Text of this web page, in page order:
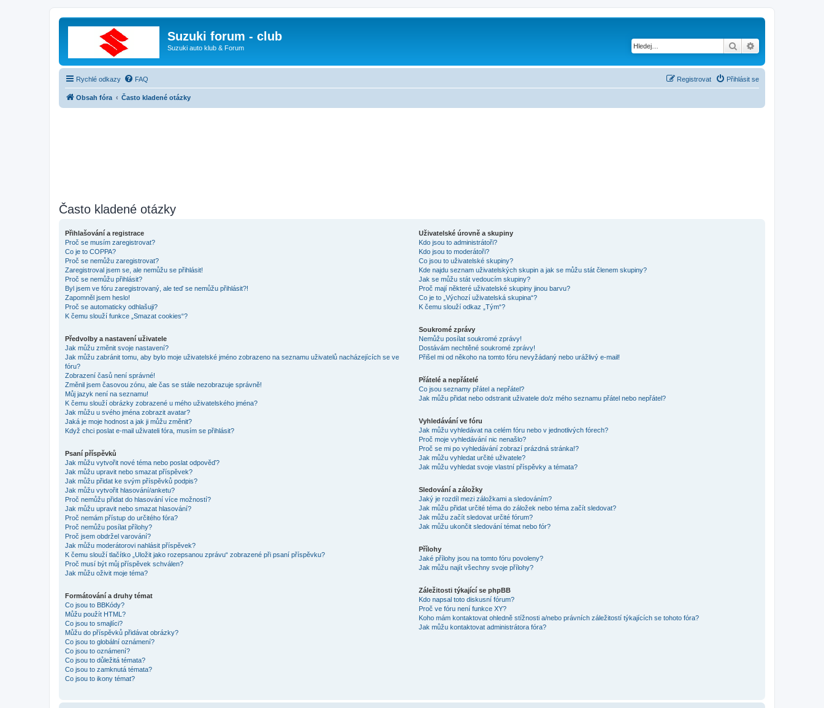
Suzuki forum - club
Suzuki auto klub & Forum Hledat
Rychlé odkazy FAQ Přihlásit se
Registrovat
Obsah fóra Často kladené otázky
Často kladené otázky
Přihlašování a registrace
Proč se musím zaregistrovat?
Co je to COPPA?
Proč se nemůžu zaregistrovat?
Zaregistroval jsem se, ale nemůžu se přihlásit!
Proč se nemůžu přihlásit?
Byl jsem ve fóru zaregistrovaný, ale teď se nemůžu přihlásit?!
Zapomněl jsem heslo!
Proč se automaticky odhlašuji?
K čemu slouží funkce „Smazat cookies“?
Předvolby a nastavení uživatele
Jak můžu změnit svoje nastavení?
Jak můžu zabránit tomu, aby bylo moje uživatelské jméno zobrazeno na seznamu uživatelů nacházejících se ve
fóru?
Zobrazení časů není správné!
Změnil jsem časovou zónu, ale čas se stále nezobrazuje správně!
Můj jazyk není na seznamu!
K čemu slouží obrázky zobrazené u mého uživatelského jména?
Jak můžu u svého jména zobrazit avatar?
Jaká je moje hodnost a jak ji můžu změnit?
Když chci poslat e-mail uživateli fóra, musím se přihlásit?
Psaní příspěvků
Jak můžu vytvořit nové téma nebo poslat odpověď?
Jak můžu upravit nebo smazat příspěvek?
Jak můžu přidat ke svým příspěvků podpis?
Jak můžu vytvořit hlasování/anketu?
Proč nemůžu přidat do hlasování více možností?
Jak můžu upravit nebo smazat hlasování?
Proč nemám přístup do určitého fóra?
Proč nemůžu posílat přílohy?
Proč jsem obdržel varování?
Jak můžu moderátorovi nahlásit příspěvek?
K čemu slouží tlačítko „Uložit jako rozepsanou zprávu“ zobrazené při psaní příspěvku?
Proč musí být můj příspěvek schválen?
Jak můžu oživit moje téma?
Formátování a druhy témat
Co jsou to BBKódy?
Můžu použít HTML?
Co jsou to smajlíci?
Můžu do příspěvků přidávat obrázky?
Co jsou to globální oznámení?
Co jsou to oznámení?
Co jsou to důležitá témata?
Co jsou to zamknutá témata?
Co jsou to ikony témat?
Uživatelské úrovně a skupiny
Kdo jsou to administrátoři?
Kdo jsou to moderátoři?
Co jsou to uživatelské skupiny?
Kde najdu seznam uživatelských skupin a jak se můžu stát členem skupiny?
Jak se můžu stát vedoucím skupiny?
Proč mají některé uživatelské skupiny jinou barvu?
Co je to „Výchozí uživatelská skupina“?
K čemu slouží odkaz „Tým“?
Soukromé zprávy
Nemůžu posílat soukromé zprávy!
Dostávám nechtěné soukromé zprávy!
Přišel mi od někoho na tomto fóru nevyžádaný nebo urážlivý e-mail!
Přátelé a nepřátelé
Co jsou seznamy přátel a nepřátel?
Jak můžu přidat nebo odstranit uživatele do/z mého seznamu přátel nebo nepřátel?
Vyhledávání ve fóru
Jak můžu vyhledávat na celém fóru nebo v jednotlivých fórech?
Proč moje vyhledávání nic nenašlo?
Proč se mi po vyhledávání zobrazí prázdná stránka!?
Jak můžu vyhledat určité uživatele?
Jak můžu vyhledat svoje vlastní příspěvky a témata?
Sledování a záložky
Jaký je rozdíl mezi záložkami a sledováním?
Jak můžu přidat určité téma do záložek nebo téma začít sledovat?
Jak můžu začít sledovat určité fórum?
Jak můžu ukončit sledování témat nebo fór?
Přílohy
Jaké přílohy jsou na tomto fóru povoleny?
Jak můžu najít všechny svoje přílohy?
Záležitosti týkající se phpBB
Kdo napsal toto diskusní fórum?
Proč ve fóru není funkce XY?
Koho mám kontaktovat ohledně stížnosti a/nebo právních záležitostí týkajících se tohoto fóra?
Jak můžu kontaktovat administrátora fóra?